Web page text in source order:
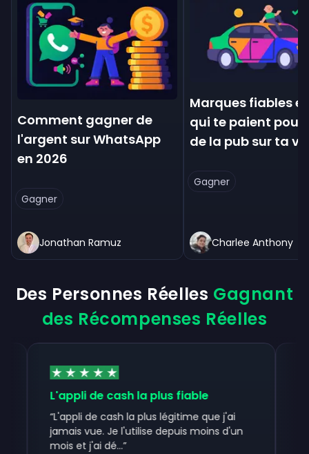
Comment gagner de
l'argent sur WhatsApp
en 2026
Gagner
Jonathan Ramuz
Marques fiables
qui te paient pour
de la pub sur ta
Gagner
Charlee Anthony
Des Personnes Réelles Gagnant
des Récompenses Réelles
de cash la plus fiable
L'appli de cash la plus légitime que j'ai
vue. Je l'utilise depuis moins d'un
et j'ai dé...”